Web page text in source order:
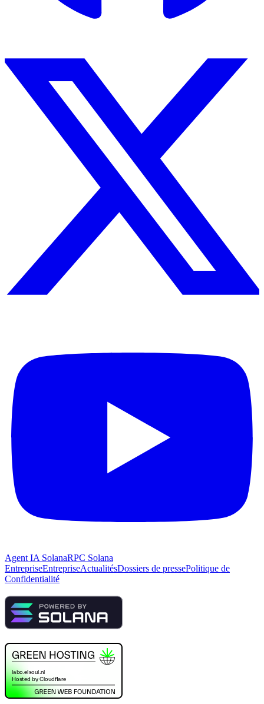
Agent IA SolanaRPC Solana
EntrepriseEntrepriseActualitésDossiers de pressePolitique de
Confidentialité